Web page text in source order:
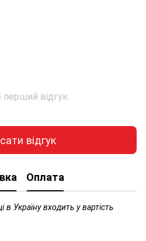
відгук
відгук
Оплата
Україну входить у вартість